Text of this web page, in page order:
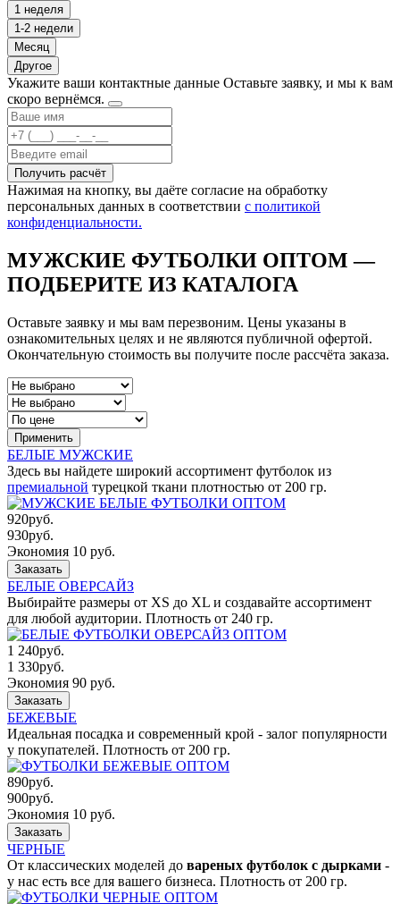
1 неделя
1-2 недели
Месяц
Другое
Укажите ваши контактные данные Оставьте заявку, и мы к вам
скоро вернёмся.
Получить расчёт
Нажимая на кнопку, вы даёте согласие на обработку
персональных данных в соответствии с политикой
конфиденциальности.
МУЖСКИЕ ФУТБОЛКИ ОПТОМ —
ПОДБЕРИТЕ ИЗ КАТАЛОГА
Оставьте заявку и мы вам перезвоним. Цены указаны в
ознакомительных целях и не являются публичной офертой.
Окончательную стоимость вы получите после рассчёта заказа.
Применить
БЕЛЫЕ МУЖСКИЕ
Здесь вы найдете широкий ассортимент футболок из
премиальной турецкой ткани плотностью от 200 гр.
920руб.
930руб.
Экономия 10 руб.
Заказать
БЕЛЫЕ ОВЕРСАЙЗ
Выбирайте размеры от XS до XL и создавайте ассортимент
для любой аудитории. Плотность от 240 гр.
1 240руб.
1 330руб.
Экономия 90 руб.
Заказать
БЕЖЕВЫЕ
Идеальная посадка и современный крой - залог популярности
у покупателей. Плотность от 200 гр.
890руб.
900руб.
Экономия 10 руб.
Заказать
ЧЕРНЫЕ
От классических моделей до вареных футболок с дырками -
у нас есть все для вашего бизнеса. Плотность от 200 гр.